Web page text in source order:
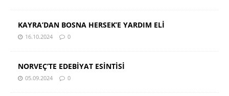
KAYRA’DAN BOSNA HERSEK’E YARDIM ELİ
16.10.2024 0
NORVEÇ’TE EDEBİYAT ESİNTİSİ
05.09.2024 0